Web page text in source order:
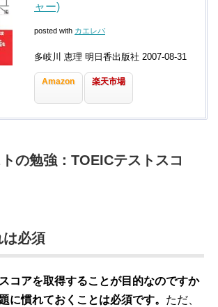
ャー)
posted with カエレバ
多岐川 恵理 明日香出版社 2007-08-31
Amazon 楽天市場
の勉強：TOEICテストスコ
は必須
コアを取得することが目的なのですか
に慣れておくことは必須です。 ただ、